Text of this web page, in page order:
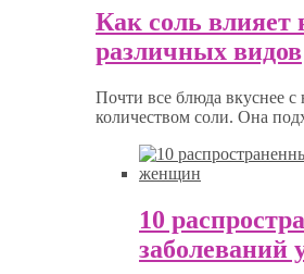
Как соль влияет
различных видов
Почти все блюда вкуснее
количеством соли. Она
10